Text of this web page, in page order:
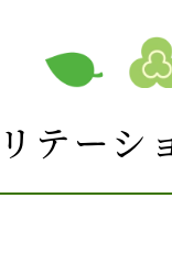
テーシ